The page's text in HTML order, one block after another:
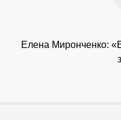
Елена Миронченко: